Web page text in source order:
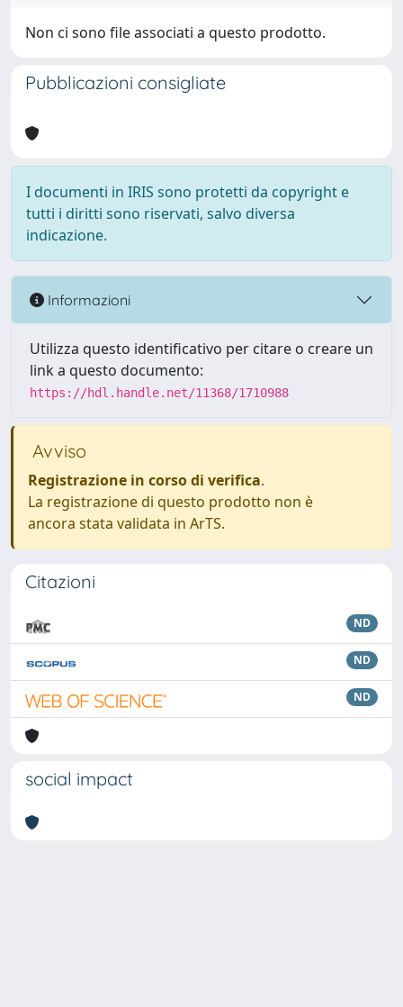
Non ci sono file associati a questo prodotto.
Pubblicazioni consigliate
I documenti in IRIS sono protetti da copyright e
tutti i diritti sono riservati, salvo diversa
indicazione.
Informazioni
Utilizza questo identificativo per citare o creare un
link a questo documento:
https://hdl.handle.net/11368/1710988
Avviso
Registrazione in corso di verifica.
La registrazione di questo prodotto non è
ancora stata validata in ArTS.
Citazioni
ND
ND
ND
social impact